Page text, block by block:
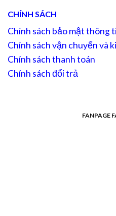
CHÍNH SÁCH
Chính sách bảo mật thông
Chính sách vận chuyển và
Chính sách thanh toán
Chính sách đổi trả
FANPAGE